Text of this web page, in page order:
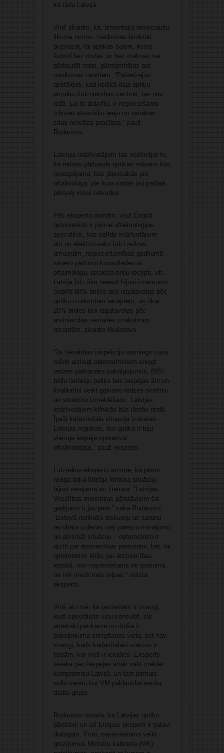
kā tādu Latvijā.
Viņš skaidro, ka, izmantojot novecojušu
likuma normu, medicīnas birokrāti
pieprasot, lai optikas saloni, kuros
šobrīd bez rindas un bez maksas var
pārbaudīt redzi, pārreģistrējas par
medicīnas centriem. “Pašreizējos
apstākļos, kad lielākā daļa optiķu
atrodas tirdzniecības centros, tas nav
reāli. Lai to izdarītu, ir nepieciešams
izbūvēt atsevišķu ieeju un vairākas
citas nereālas prasības,” pauž
Rudanovs.
Latvijas iedzīvotājiem tas nozīmējot to,
ka redzes pārbaude optikas salonos būs
neiespējama, būs jāpiesakās pie
oftalmologa, pie kura rindas jau pašlaik
pārspēj visus rekordus.
Pēc eksperta domām, visā Eiropā
optometristi ir pirmie oftalmoloģijas
speciālisti, kas palīdz iedzīvotājiem –
ātri un efektīvi seko līdzi redzes
izmaiņām, nepieciešamības gadījumā
saņem padomu konsultēties ar
oftalmologu, izraksta briļļu recepti, utt.
Latvija līdz šim neesot bijusi izņēmums.
Šobrīd 80% brilles tiek izgatavotas pēc
optiķu izrakstītām receptēm, un tikai
20% brilles tiek izgatavotas pēc
ārstniecības iestādēs izrakstītām
receptēm, skaidro Rudanovs.
“Ja Veselības inspekcija sasniegs savu
mērķi aizliegt optometristiem sniegt
redzes pārbaudes pakalpojumus, 80%
briļļu lietotāju paliks bez iespējas ātri un
kvalitatīvi veikt galveno redzes sistēmu
un struktūru izmeklēšanu. Latvijas
iedzīvotājiem klīnikās būs jāstāv rindā.
Īpaši katastrofāla situācija izskatās
Latvijas reģionos, kur optika ir teju
vienīgā iespēja operatīvai
oftalmoloģijai,” pauž eksperts.
Līdztekus eksperts atzīmē, ka pirms
neilga laika līdzīga kritiska situācija
bijusi vērojama arī Lietuvā. “Latvijas
Veselības ministrijas pārstāvjiem šis
gadījums ir jāizpēta,” saka Rudanovs.
“Lietuvā notikušo diskusiju un sarunu
rezultātā izdevās rast pareizo risinājumu
un atrisināt situāciju – optometristi ir
atzīti par ārstniecības personām, bet, lai
optometristi kļūtu par ārstniecības
iestādi, nav nepieciešams ne īpašumā,
ne īrēt medicīnas telpas,” stāsta
eksperts.
Viņš atzīmē, ka pacientam ir svarīgi,
kurš speciālists viņu konsultē, cik
estētiski patīkama un droša ir
pakalpojuma sniegšanas vieta, bet nav
svarīgi, kāds kadastrālais statuss ir
telpām, kur viņš ir ieradies. Eksperts
iesaka pēc iespējas ātrāk sākt meklēt
kompromisu Latvijā, un tam pirmais
solis varētu būt VM pakļautībā esoša
darba grupa.
Rudanovs norāda, ka Latvijas optiķu
pārstāvji un arī Eiropas eksperti ir gatavi
dialogam. Proti, nepieciešams veikt
grozījumus Ministru kabineta (MK)